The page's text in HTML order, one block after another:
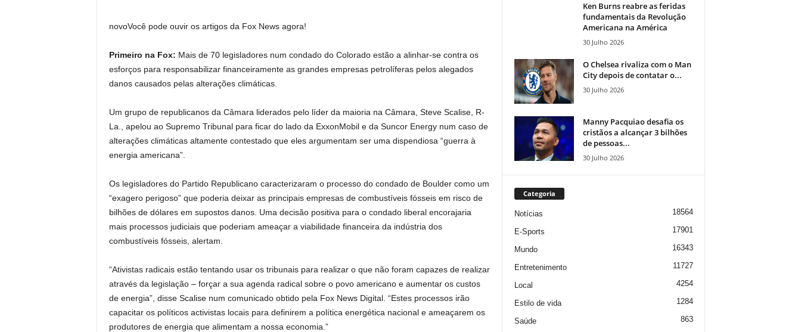
novoVocê pode ouvir os artigos da Fox News agora!
Primeiro na Fox: Mais de 70 legisladores num condado do Colorado estão a alinhar-se contra os
esforços para responsabilizar financeiramente as grandes empresas petrolíferas pelos alegados
danos causados ​​pelas alterações climáticas.
Um grupo de republicanos da Câmara liderados pelo líder da maioria na Câmara, Steve Scalise, R-
La., apelou ao Supremo Tribunal para ficar do lado da ExxonMobil e da Suncor Energy num caso de
alterações climáticas altamente contestado que eles argumentam ser uma dispendiosa “guerra à
energia americana”.
Os legisladores do Partido Republicano caracterizaram o processo do condado de Boulder como um
“exagero perigoso” que poderia deixar as principais empresas de combustíveis fósseis em risco de
bilhões de dólares em supostos danos. Uma decisão positiva para o condado liberal encorajaria
mais processos judiciais que poderiam ameaçar a viabilidade financeira da indústria dos
combustíveis fósseis, alertam.
“Ativistas radicais estão tentando usar os tribunais para realizar o que não foram capazes de realizar
através da legislação – forçar a sua agenda radical sobre o povo americano e aumentar os custos
de energia”, disse Scalise num comunicado obtido pela Fox News Digital. “Estes processos irão
capacitar os políticos activistas locais para definirem a política energética nacional e ameaçarem os
produtores de energia que alimentam a nossa economia.”
Ken Burns reabre as feridas
fundamentais da Revolução
Americana na América
30 Julho 2026
O Chelsea rivaliza com o Man
City depois de contatar o...
30 Julho 2026
Manny Pacquiao desafia os
cristãos a alcançar 3 bilhões
de pessoas...
30 Julho 2026
Categoria
Notícias 18564
E-Sports 17901
Mundo 16343
Entretenimento 11727
Local 4254
Estilo de vida 1284
Saúde 863